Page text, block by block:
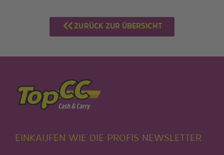
ZURÜCK ZUR ÜBERSICHT
EINKAUFEN WIE DIE PROFIS NEWSLETTER